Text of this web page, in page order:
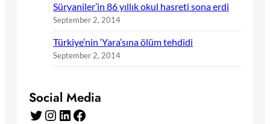
Süryaniler’in 86 yıllık okul hasreti sona erdi
September 2, 2014
Türkiye’nin ‘Yara’sına ölüm tehdidi
September 2, 2014
Social Media
Twitter Instagram LinkedIn Facebook